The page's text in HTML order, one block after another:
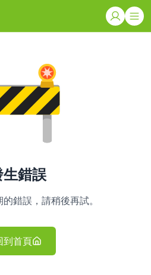
錯誤
錯誤，請稍後再試。
到首頁